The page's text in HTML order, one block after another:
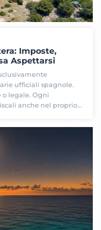
Imposte,
Aspettarsi
ufficiali spagnole.
o legale. Ogni
anche nel proprio…